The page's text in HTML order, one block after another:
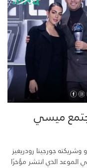
ميسي
وشريكته جورجينا رودريغيز
الموعد الذي انتشر مؤخرًا